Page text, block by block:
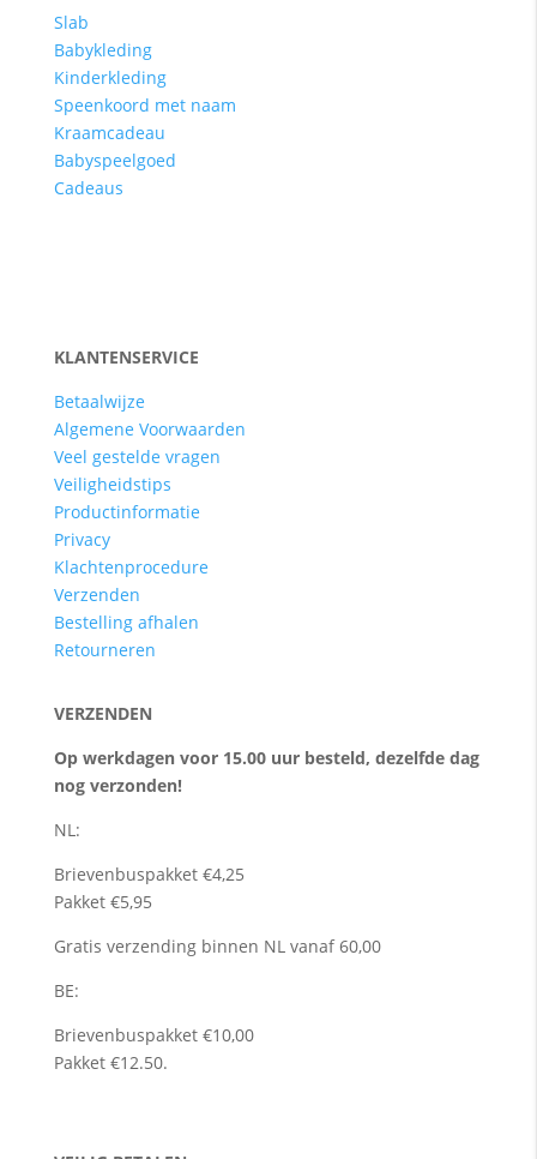
Slab
Babykleding
Kinderkleding
Speenkoord met naam
Kraamcadeau
Babyspeelgoed
Cadeaus
KLANTENSERVICE
Betaalwijze
Algemene Voorwaarden
Veel gestelde vragen
Veiligheidstips
Productinformatie
Privacy
Klachtenprocedure
Verzenden
Bestelling afhalen
Retourneren
VERZENDEN
Op werkdagen voor 15.00 uur besteld, dezelfde dag
nog verzonden!
NL:
Brievenbuspakket €4,25
Pakket €5,95
Gratis verzending binnen NL vanaf 60,00
BE:
Brievenbuspakket €10,00
Pakket €12.50.